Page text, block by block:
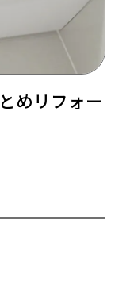
めリフォー